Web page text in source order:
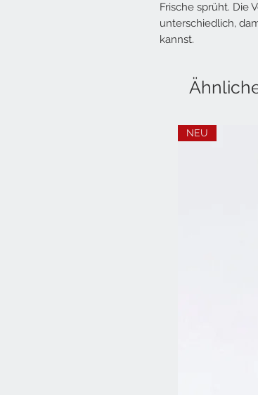
NEU
Frische sprüht. Die
unterschiedlich,
kannst.